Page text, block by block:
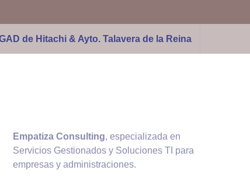
de Hitachi & Ayto. Talavera de la Reina
Empatiza Consulting, especializada en
Servicios Gestionados y Soluciones TI para
empresas y administraciones.